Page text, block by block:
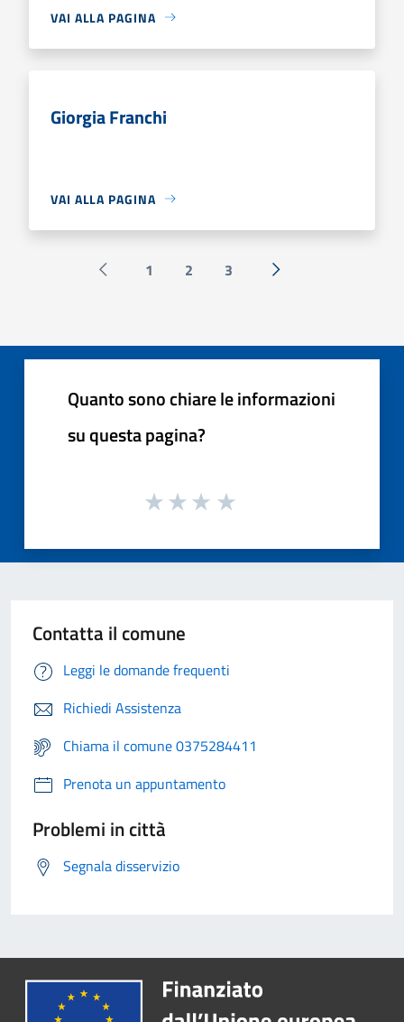
VAI ALLA PAGINA
Giorgia Franchi
VAI ALLA PAGINA
Pagina precedente
1 2 3 Successiva »
Quanto sono chiare le informazioni
su questa pagina?
Contatta il comune
Leggi le domande frequenti
Richiedi Assistenza
Chiama il comune 0375284411
Prenota un appuntamento
Problemi in città
Segnala disservizio